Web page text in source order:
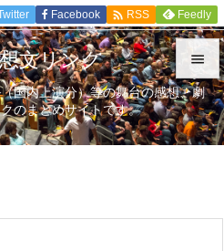


メニュ

Facebook  RSS Feedly
文リンク
国内上演分）等の舞台の感想、劇
のまとめサイトです。